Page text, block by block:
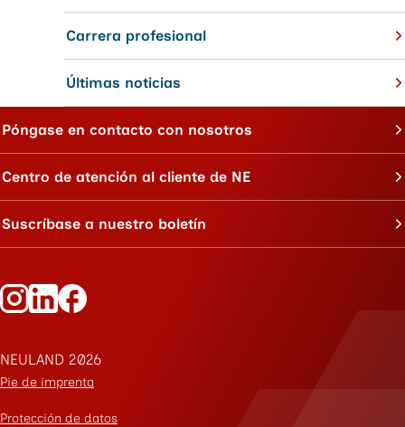
Carrera profesional
Últimas noticias
Póngase en contacto con nosotros
Centro de atención al cliente de NE
Suscríbase a nuestro boletín
NEULAND 2026
Pie de imprenta
Protección de datos
Siga a Neuland en Instagram
Siga a Neuland en LinkedIn
Siga a Neuland en Facebook